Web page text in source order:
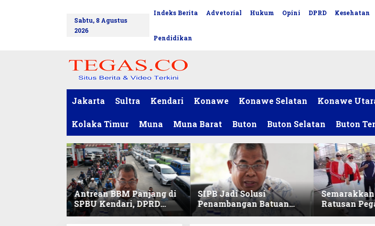
Sabtu, 8 Agustus
2026
Indeks Berita Advetorial Hukum Opini DPRD Kesehatan
Pendidikan
Jakarta Sultra Kendari Konawe Konawe Selatan Konawe
Kolaka Timur Muna Muna Barat Buton Buton Selatan Buton
Antrean BBM Panjang di
SPBU Kendari, DPRD
Sultra Duga Sistem
SIPB Jadi Solusi
Penambangan Batuan
Komoditas ex-Golongan
Ratusan
Sekretariat